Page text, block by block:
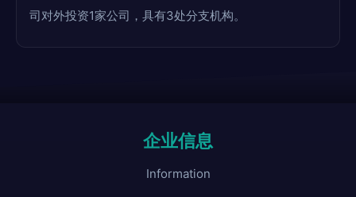
司对外投资1家公司，具有3处分支机构。
企业信息
Information